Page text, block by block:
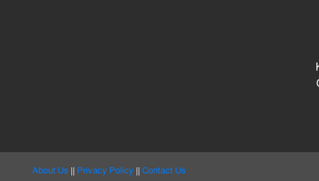
About Us || Privacy Policy || Contact Us